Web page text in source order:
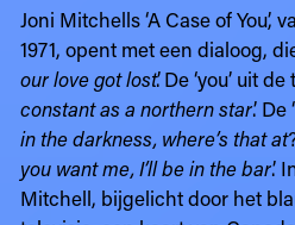
Joni Mitchells ‘A Case of You’,
1971, opent met een dialoog,
our love got lost’. De ‘you’ uit
constant as a northern star.’
in the darkness, where’s that at
you want me, I’ll be in the bar.’
Mitchell, bijgelicht door het